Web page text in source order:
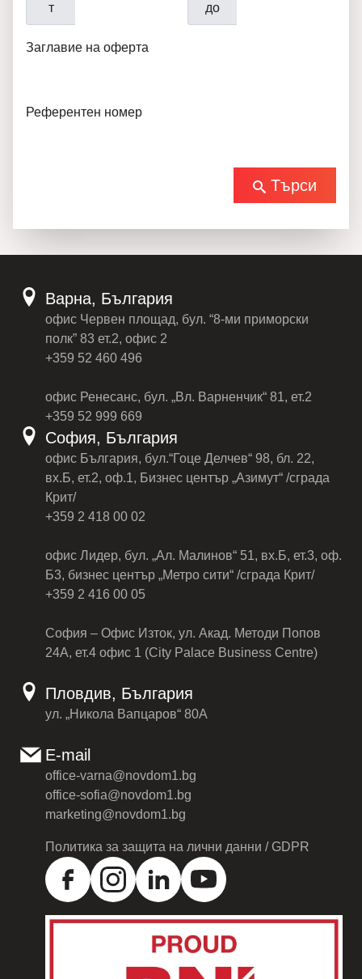
т
до
Заглавие на оферта
Референтен номер
Търси
Варна, България
офис Червен площад, бул. “8-ми приморски
полк” 83 ет.2, офис 2
+359 52 460 496
офис Ренесанс, бул. „Вл. Варненчик“ 81, ет.2
+359 52 999 669
София, България
офис България, бул.“Гоце Делчев“ 98, бл. 22,
вх.Б, ет.2, оф.1, Бизнес център „Азимут“ /сграда
Крит/
+359 2 418 00 02
офис Лидер, бул. „Ал. Малинов“ 51, вх.Б, ет.3, оф.
Б3, бизнес център „Метро сити“ /сграда Крит/
+359 2 416 00 05
София – Офис Изток, ул. Акад. Методи Попов
24А, ет.4 офис 1 (City Palace Business Centre)
Пловдив, България
ул. „Никола Вапцаров“ 80А
E-mail
office-varna@novdom1.bg
office-sofia@novdom1.bg
marketing@novdom1.bg
Политика за защита на лични данни / GDPR